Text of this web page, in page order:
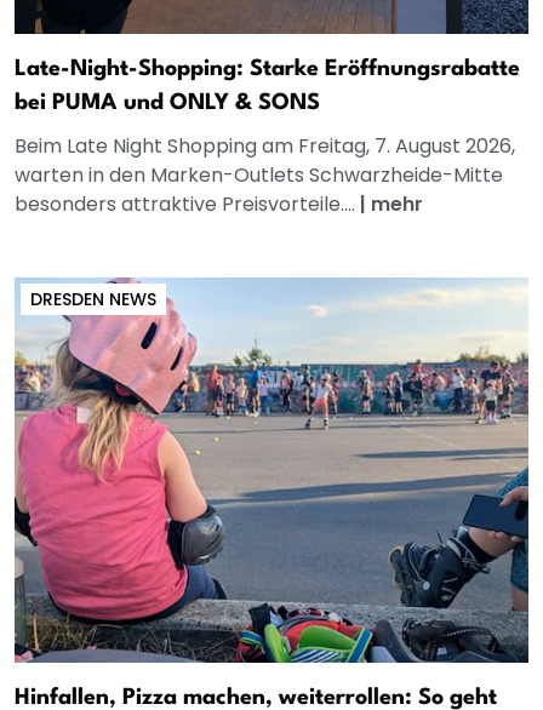
Late-Night-Shopping: Starke Eröffnungsrabatte
bei PUMA und ONLY & SONS
Beim Late Night Shopping am Freitag, 7. August 2026,
warten in den Marken-Outlets Schwarzheide-Mitte
besonders attraktive Preisvorteile.... | mehr
DRESDEN NEWS
Hinfallen, Pizza machen, weiterrollen: So geht